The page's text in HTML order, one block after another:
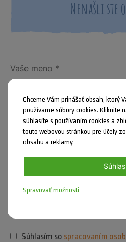
Nenašli ste
Súhlasím so spracovaním
Chceme Vám prinášať obsah, ktorý
používame súbory cookies. Kliknite
súhlasíte s používaním cookies a
touto webovou stránkou pre účely
obsahu a reklamy.
Súhlas
Spravovať možnosti